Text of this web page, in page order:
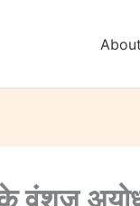
About